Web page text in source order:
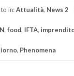
in:Attualità, News 2
, food, IFTA,
, Phenomena